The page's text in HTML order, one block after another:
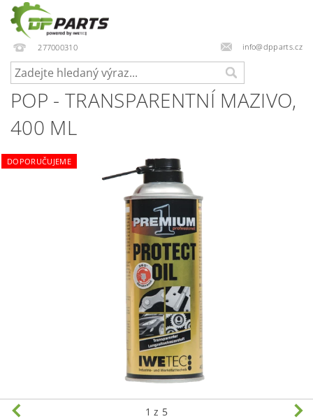
277000310 info@dpparts.cz
POP - TRANSPARENTNÍ MAZIVO,
400 ML
DOPORUČUJEME
1 z 5